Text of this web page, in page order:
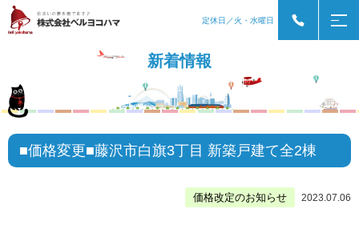
定休日／火・水曜日
新着情報
■価格変更■藤沢市白旗3丁目 新築戸建て全2棟
価格改定のお知らせ 2023.07.06